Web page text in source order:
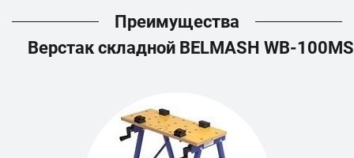
Преимущества
Верстак складной BELMASH WB-100MS